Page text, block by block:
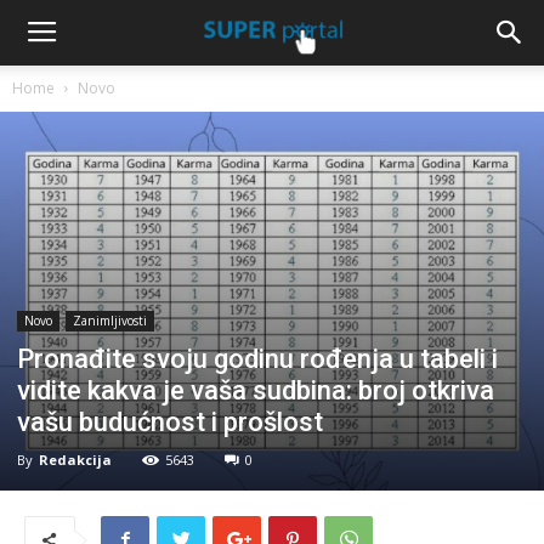
Home Novo
Novo Zanimljivosti
Pronađite svoju godinu rođenja u tabeli i
vidite kakva je vaša sudbina: broj otkriva
vašu budućnost i prošlost
By Redakcija 5643 0